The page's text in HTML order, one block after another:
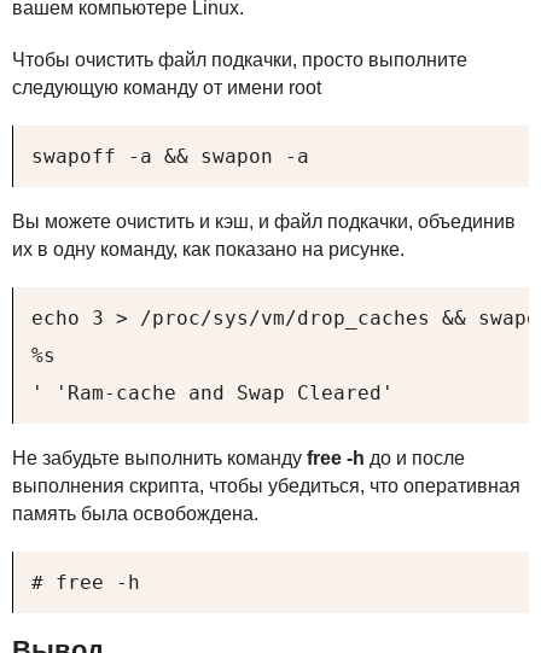
вашем компьютере Linux.
Чтобы очистить файл подкачки, просто выполните
следующую команду от имени root
swapoff -a && swapon -a
Вы можете очистить и кэш, и файл подкачки, объединив
их в одну команду, как показано на рисунке.
echo 3 > /proc/sys/vm/drop_caches &&
%s
' 'Ram-cache and Swap Cleared'
Не забудьте выполнить команду free -h до и после
выполнения скрипта, чтобы убедиться, что оперативная
память была освобождена.
# free -h